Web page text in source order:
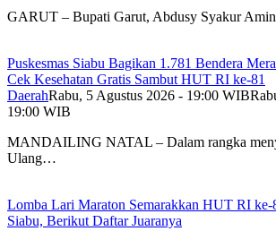
GARUT – Bupati Garut, Abdusy Syakur
Puskesmas Siabu Bagikan 1.781 Bendera
Cek Kesehatan Gratis Sambut HUT RI ke-81
DaerahRabu, 5 Agustus 2026 - 19:00 WIB
19:00 WIB
MANDAILING NATAL – Dalam rangka
Ulang…
Lomba Lari Maraton Semarakkan HUT RI ke-
Siabu, Berikut Daftar Juaranya